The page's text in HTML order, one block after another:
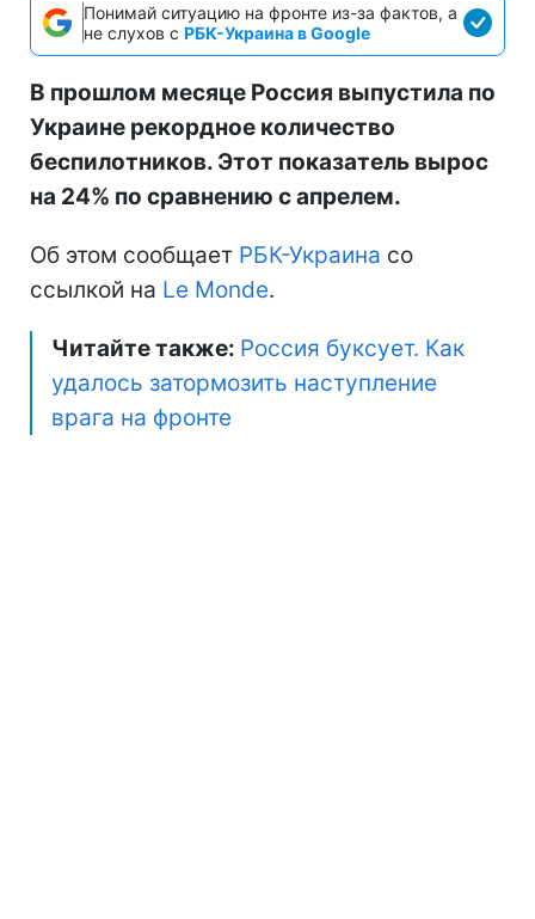
Понимай ситуацию на фронте из-за фактов, а
не слухов с РБК-Украина в Google
В прошлом месяце Россия выпустила по
Украине рекордное количество
беспилотников. Этот показатель вырос
на 24% по сравнению с апрелем.
Об этом сообщает РБК-Украина со
ссылкой на Le Monde.
Читайте также: Россия буксует. Как
удалось затормозить наступление
врага на фронте